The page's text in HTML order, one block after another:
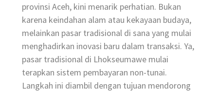
provinsi Aceh, kini menarik perhatian. Bukan
karena keindahan alam atau kekayaan budaya,
melainkan pasar tradisional di sana yang mulai
menghadirkan inovasi baru dalam transaksi. Ya,
pasar tradisional di Lhokseumawe mulai
terapkan sistem pembayaran non-tunai.
Langkah ini diambil dengan tujuan mendorong